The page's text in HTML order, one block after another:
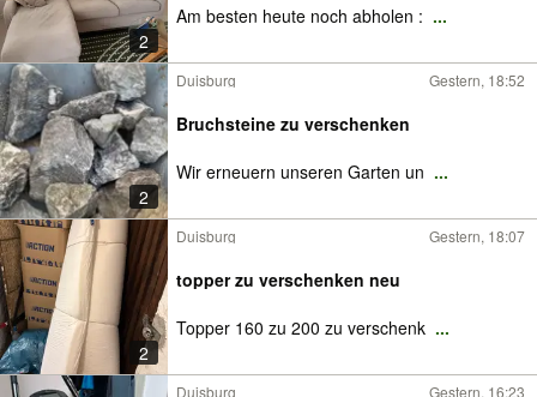
2
Am besten heute noch abholen : ...
2
Duisburg Gestern, 18:52
Bruchsteine zu verschenken
Wir erneuern unseren Garten un ...
2
Duisburg Gestern, 18:07
topper zu verschenken neu
Topper 160 zu 200 zu verschenk ...
Duisburg Gestern, 16:23